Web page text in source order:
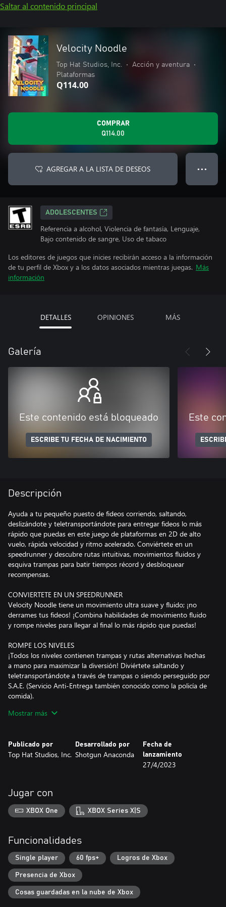
Saltar al contenido principal
Velocity Noodle
Top Hat Studios, Inc. • Acción y aventura
•
Plataformas
Q114.00
COMPRAR
Q114.00
AGREGAR A LA LISTA DE DESEOS ● ● ●
ADOLESCENTES
Referencia a alcohol, Violencia de fantasía, Lenguaje,
Bajo contenido de sangre, Uso de tabaco
Los editores de juegos que inicies recibirán acceso a la información
de tu perfil de Xbox y a los datos asociados mientras juegas. Más
información
DETALLES OPINIONES MÁS
Galería
Este contenido está bloqueado
ESCRIBE TU FECHA DE NACIMIENTO
Este
Descripción
Ayuda a tu pequeño puesto de fideos corriendo, saltando,
deslizándote y teletransportándote para entregar fideos lo más
rápido que puedas en este juego de plataformas en 2D de alto
vuelo, rápida velocidad y ritmo acelerado. Conviértete en un
speedrunner y descubre rutas intuitivas, movimientos fluidos y
esquiva trampas para batir tiempos récord y desbloquear
recompensas.
CONVIERTETE EN UN SPEEDRUNNER
Velocity Noodle tiene un movimiento ultra suave y fluido; ¡no
derrames tus fideos! ¡Combina habilidades de movimiento fluido
y rompe niveles para llegar al final lo más rápido que puedas!
ROMPE LOS NIVELES
¡Todos los niveles contienen trampas y rutas alternativas hechas
a mano para maximizar la diversión! Diviértete saltando y
teletransportándote a través de trampas o siendo perseguido por
S.A.E. (Servicio Anti-Entrega también conocido como la policía de
comida).
CONVIÉRTETE EN EL MEJOR - OBTÉN PREMIOS
¡podría desbloquear aún más cosas! Además, encuentra rutas
ocultas y domina el movimiento para obtener bonificaciones.
Puedes acariciar al perro. Eso es todo.
¡Compra tus fideos hoy y disfruta!
Mostrar más
Publicado por
Top Hat Studios, Inc.
Desarrollado por
Shotgun Anaconda
Fecha de
lanzamiento
27/4/2023
Jugar con
XBOX One XBOX Series X|S
Funcionalidades
Single player 60 fps+ Logros de Xbox
Presencia de Xbox
Cosas guardadas en la nube de Xbox